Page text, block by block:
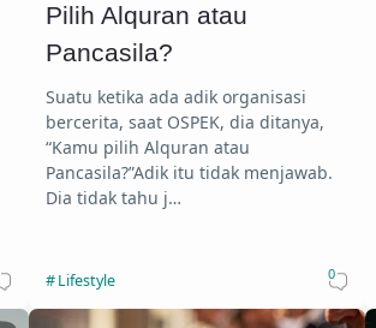
Pilih Alquran atau
Pancasila?
Suatu ketika ada adik organisasi
bercerita, saat OSPEK, dia ditanya,
“Kamu pilih Alquran atau
Pancasila?”Adik itu tidak menjawab.
Dia tidak tahu j…
Lifestyle 0